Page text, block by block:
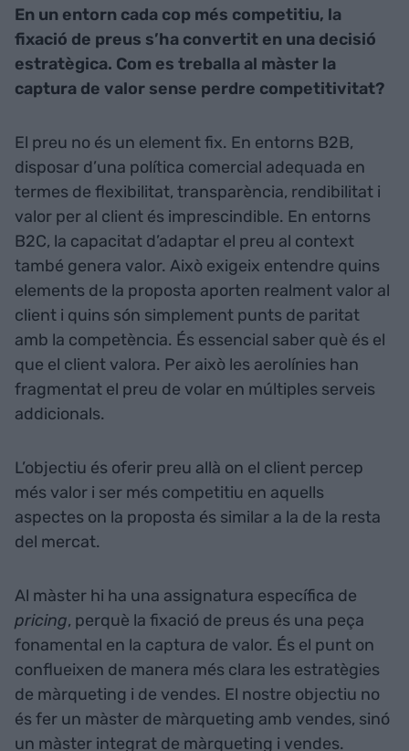
En un entorn cada cop més competitiu, la
fixació de preus s’ha convertit en una decisió
estratègica. Com es treballa al màster la
captura de valor sense perdre competitivitat?
El preu no és un element fix. En entorns B2B,
disposar d’una política comercial adequada en
termes de flexibilitat, transparència, rendibilitat i
valor per al client és imprescindible. En entorns
B2C, la capacitat d’adaptar el preu al context
també genera valor. Això exigeix entendre quins
elements de la proposta aporten realment valor al
client i quins són simplement punts de paritat
amb la competència. És essencial saber què és el
que el client valora. Per això les aerolínies han
fragmentat el preu de volar en múltiples serveis
addicionals.
L’objectiu és oferir preu allà on el client percep
més valor i ser més competitiu en aquells
aspectes on la proposta és similar a la de la resta
del mercat.
Al màster hi ha una assignatura específica de
pricing, perquè la fixació de preus és una peça
fonamental en la captura de valor. És el punt on
conflueixen de manera més clara les estratègies
de màrqueting i de vendes. El nostre objectiu no
és fer un màster de màrqueting amb vendes, sinó
un màster integrat de màrqueting i vendes.